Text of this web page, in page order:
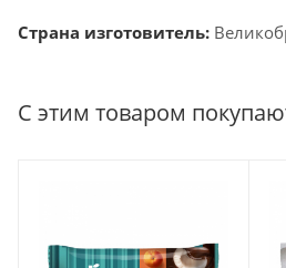
Страна изготовитель:
С этим товаром